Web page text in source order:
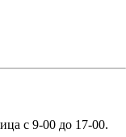
с 9-00 до 17-00.